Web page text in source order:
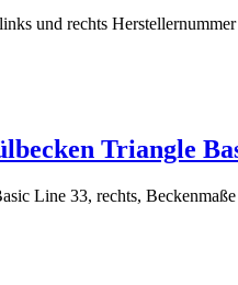
und rechts
Triangle
Line 33, rechts,